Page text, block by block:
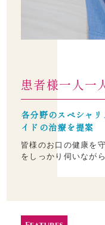
患者様一人一
各分野のスペシャ
イドの治療を提案
皆様のお口の健康を
をしっかり伺いなが